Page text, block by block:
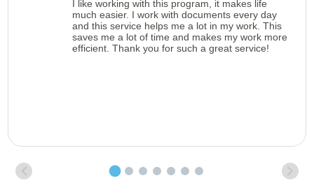
I like working with this program, it makes life
much easier. I work with documents every day
and this service helps me a lot in my work. This
saves me a lot of time and makes my work more
efficient. Thank you for such a great service!